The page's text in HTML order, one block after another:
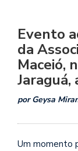
Evento
da
Maceió,
por Geysa
Um momento